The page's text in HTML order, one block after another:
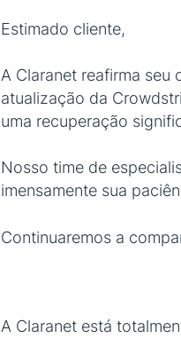
Estimado cliente,
A Claranet reafirma
atualização da
uma recuperação
Nosso time de
imensamente sua
Continuaremos a
A Claranet está